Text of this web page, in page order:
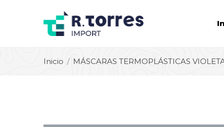
Inicio MÁSCARAS TERMOPLÁSTICAS